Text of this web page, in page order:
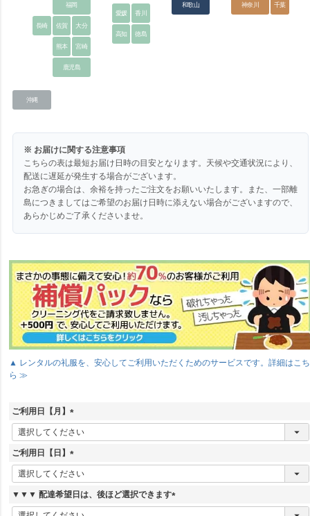
神奈川 千葉
和歌山
香川
愛媛
徳島
高知
福岡
佐賀 大分
熊本
長崎
宮崎
鹿児島
沖縄
※ お届けに関する注意事項
こちらの表は最短お届け日時の目安となります。天候や交通状況により、
配送に遅延が発生する場合がございます。
お急ぎの場合は、余裕を持ったご注文をお願いいたします。また、一部離
島につきましてはご希望のお届け日時に添えない場合がございますので、
あらかじめご了承くださいませ。
▲ レンタルの礼服を、安心してご利用いただくためのサービスです。詳細はこち
ら ≫
ご利用日【月】
(
必
須
)
ご利用日【日】
(
必
須
)
▼▼▼ 配達希望日は、後ほど選択できます
(